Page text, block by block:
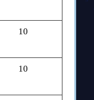
10
10